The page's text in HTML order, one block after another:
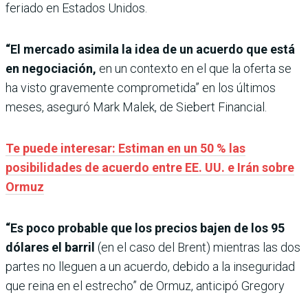
feriado en Estados Unidos.
“El mercado asimila la idea de un acuerdo que está
en negociación, en un contexto en el que la oferta se
ha visto gravemente comprometida” en los últimos
meses, aseguró Mark Malek, de Siebert Financial.
Te puede interesar: Estiman en un 50 % las
posibilidades de acuerdo entre EE. UU. e Irán sobre
Ormuz
“Es poco probable que los precios bajen de los 95
dólares el barril (en el caso del Brent) mientras las dos
partes no lleguen a un acuerdo, debido a la inseguridad
que reina en el estrecho” de Ormuz, anticipó Gregory